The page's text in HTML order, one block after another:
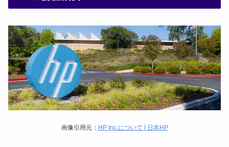
画像引用元： HP Inc.について | 日本HP